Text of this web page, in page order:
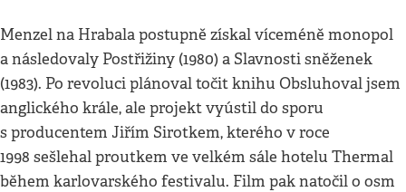
Menzel na Hrabala postupně získal víceméně monopol
a následovaly Postřižiny (1980) a Slavnosti sněženek
(1983). Po revoluci plánoval točit knihu Obsluhoval jsem
anglického krále, ale projekt vyústil do sporu
s producentem Jiřím Sirotkem, kterého v roce
1998 sešlehal proutkem ve velkém sále hotelu Thermal
během karlovarského festivalu. Film pak natočil o osm